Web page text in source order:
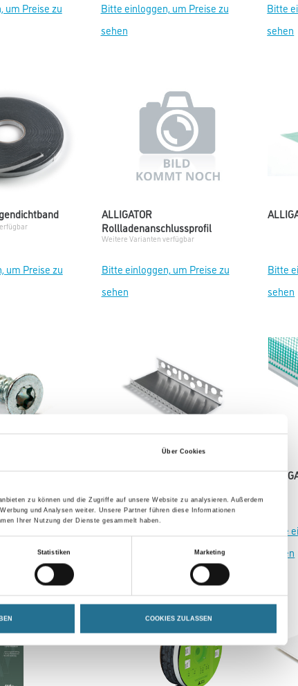
Über Cookies
zu können und die Zugriffe auf unsere Website zu analysieren. Außerdem
und Analysen weiter. Unsere Partner führen diese Informationen
Ihrer Nutzung der Dienste gesammelt haben.
Statistiken Marketing
COOKIES ZULASSEN
um Preise zu
Bitte einloggen, um Preise zu
sehen
Bitte
sehen
um Preise zu
ALLIGATOR
Rollladenanschlussprofil
Weitere Varianten verfügbar
Bitte einloggen, um Preise zu
sehen
Bitte
sehen
Bitte
sehen